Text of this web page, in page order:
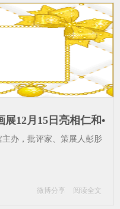
12月15日亮相仁和•
肜-曹阳-油画-王崇学-
主办，批评家、策展人彭肜
微博分享 阅读全文